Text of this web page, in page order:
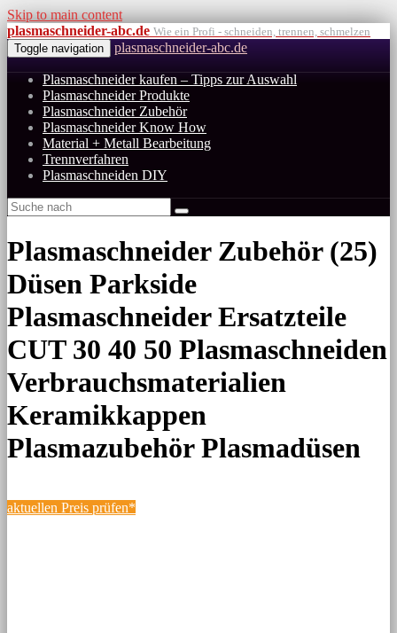
Skip to main content
plasmaschneider-abc.de Wie ein Profi - schneiden, trennen, schmelzen
Toggle navigation
plasmaschneider-abc.de
Plasmaschneider kaufen – Tipps zur Auswahl
Plasmaschneider Produkte
Plasmaschneider Zubehör
Plasmaschneider Know How
Material + Metall Bearbeitung
Trennverfahren
Plasmaschneiden DIY
Plasmaschneider Zubehör (25)
Düsen Parkside
Plasmaschneider Ersatzteile
CUT 30 40 50 Plasmaschneiden
Verbrauchsmaterialien
Keramikkappen
Plasmazubehör Plasmadüsen
aktuellen Preis prüfen*